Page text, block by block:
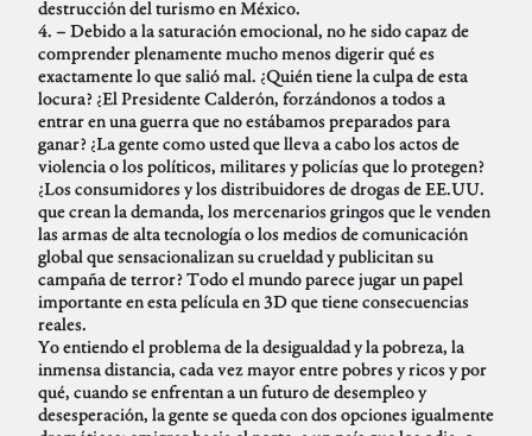
destrucción del turismo en México.
4. – Debido a la saturación emocional, no he sido capaz de
comprender plenamente mucho menos digerir qué es
exactamente lo que salió mal. ¿Quién tiene la culpa de esta
locura? ¿El Presidente Calderón, forzándonos a todos a
entrar en una guerra que no estábamos preparados para
ganar? ¿La gente como usted que lleva a cabo los actos de
violencia o los políticos, militares y policías que lo protegen?
¿Los consumidores y los distribuidores de drogas de EE.UU.
que crean la demanda, los mercenarios gringos que le venden
las armas de alta tecnología o los medios de comunicación
global que sensacionalizan su crueldad y publicitan su
campaña de terror? Todo el mundo parece jugar un papel
importante en esta película en 3D que tiene consecuencias
reales.
Yo entiendo el problema de la desigualdad y la pobreza, la
inmensa distancia, cada vez mayor entre pobres y ricos y por
qué, cuando se enfrentan a un futuro de desempleo y
desesperación, la gente se queda con dos opciones igualmente